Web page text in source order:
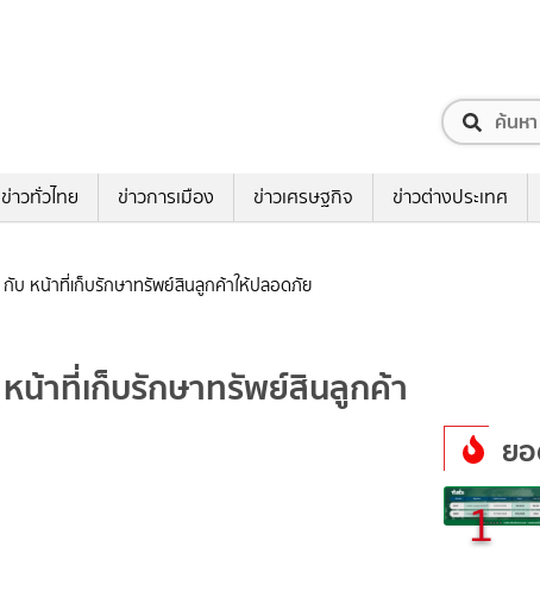
ข่าวทั่วไทย ข่าวการเมือง ข่าวเศรษฐกิจ ข่าวต่างประเทศ
บ หน้าที่เก็บรักษาทรัพย์สินลูกค้าให้ปลอดภัย
น้าที่เก็บรักษาทรัพย์สินลูกค้า
ย
1